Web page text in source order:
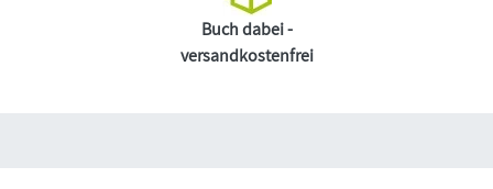
Buch dabei -
versandkostenfrei